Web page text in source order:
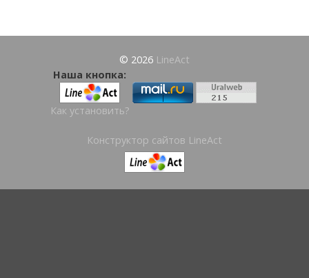
© 2026 LineAct
Наша кнопка:
Как установить?
Конструктор сайтов LineAct